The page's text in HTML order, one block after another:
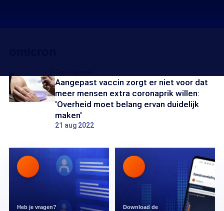
Aangepast vaccin zorgt er niet voor dat
meer mensen extra coronaprik willen:
'Overheid moet belang ervan duidelijk
maken'
21 aug 2022
Heb je vragen? Download de